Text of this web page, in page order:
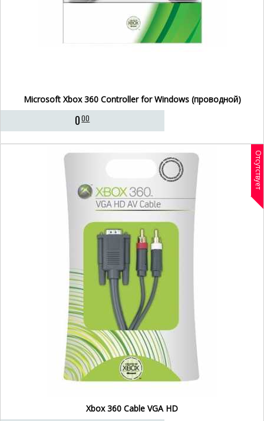
Microsoft Xbox 360 Controller for Windows (проводной)
000
Отсутствует
Xbox 360 Cable VGA HD